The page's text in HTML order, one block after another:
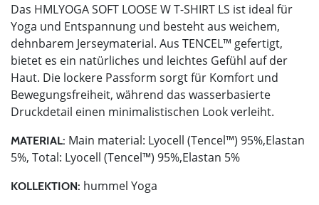
Das HMLYOGA SOFT LOOSE W T-SHIRT LS ist ideal für
Yoga und Entspannung und besteht aus weichem,
dehnbarem Jerseymaterial. Aus TENCEL™ gefertigt,
bietet es ein natürliches und leichtes Gefühl auf der
Haut. Die lockere Passform sorgt für Komfort und
Bewegungsfreiheit, während das wasserbasierte
Druckdetail einen minimalistischen Look verleiht.
MATERIAL: Main material: Lyocell (Tencel™) 95%,Elastan
5%, Total: Lyocell (Tencel™) 95%,Elastan 5%
KOLLEKTION: hummel Yoga